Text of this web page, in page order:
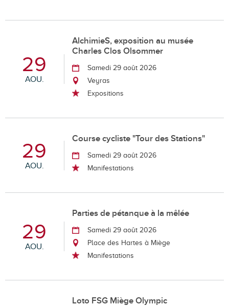
29
AOU.
AlchimieS, exposition au musée
Charles Clos Olsommer
Samedi 29 août 2026
Veyras
Expositions
29
AOU.
Course cycliste "Tour des Stations"
Samedi 29 août 2026
Manifestations
29
AOU.
Parties de pétanque à la mêlée
Samedi 29 août 2026
Place des Hartes à Miège
Manifestations
Loto FSG Miège Olympic